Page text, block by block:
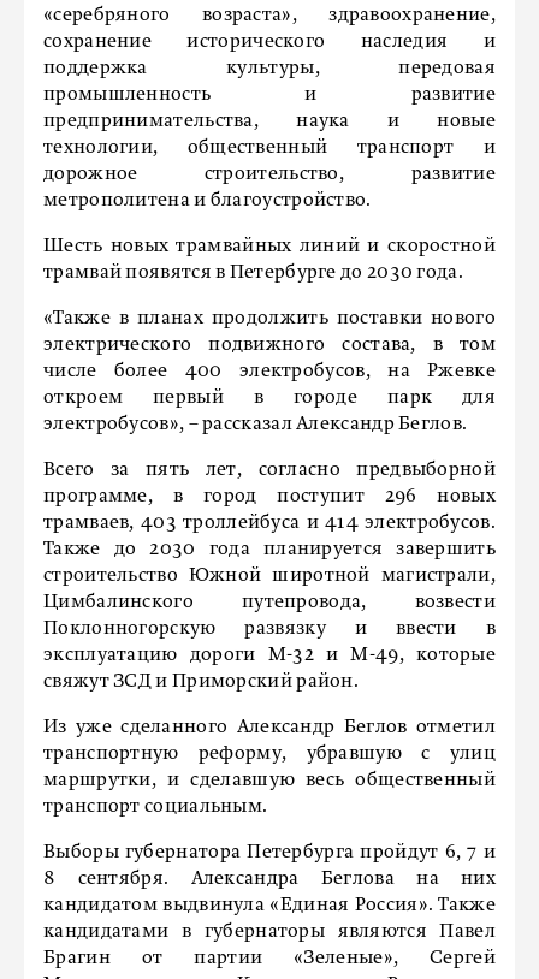
«серебряного возраста», здравоохранение,
сохранение исторического наследия и
поддержка культуры, передовая
промышленность и развитие
предпринимательства, наука и новые
технологии, общественный транспорт и
дорожное строительство, развитие
метрополитена и благоустройство.
Шесть новых трамвайных линий и скоростной
трамвай появятся в Петербурге до 2030 года.
«Также в планах продолжить поставки нового
электрического подвижного состава, в том
числе более 400 электробусов, на Ржевке
откроем первый в городе парк для
электробусов», – рассказал Александр Беглов.
Всего за пять лет, согласно предвыборной
программе, в город поступит 296 новых
трамваев, 403 троллейбуса и 414 электробусов.
Также до 2030 года планируется завершить
строительство Южной широтной магистрали,
Цимбалинского путепровода, возвести
Поклонногорскую развязку и ввести в
эксплуатацию дороги М-32 и М-49, которые
свяжут ЗСД и Приморский район.
Из уже сделанного Александр Беглов отметил
транспортную реформу, убравшую с улиц
маршрутки, и сделавшую весь общественный
транспорт социальным.
Выборы губернатора Петербурга пройдут 6, 7 и
8 сентября. Александра Беглова на них
кандидатом выдвинула «Единая Россия». Также
кандидатами в губернаторы являются Павел
Брагин от партии «Зеленые», Сергей